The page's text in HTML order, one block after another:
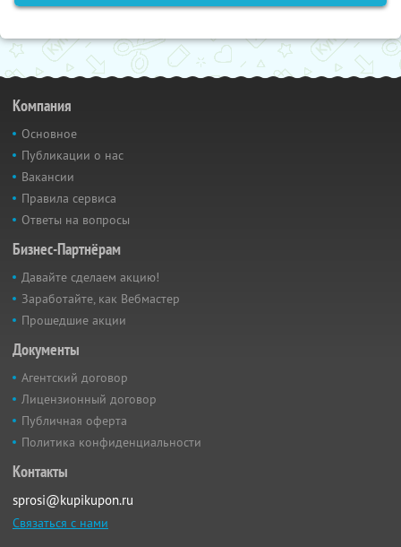
Компания
Основное
Публикации о нас
Вакансии
Правила сервиса
Ответы на вопросы
Бизнес-Партнёрам
Давайте сделаем акцию!
Заработайте, как Вебмастер
Прошедшие акции
Документы
Агентский договор
Лицензионный договор
Публичная оферта
Политика конфиденциальности
Контакты
sprosi@kupikupon.ru
Связаться с нами